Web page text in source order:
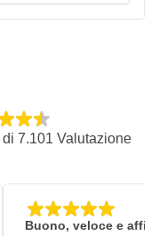
di 7.101 Valutazione
Buono, veloce e